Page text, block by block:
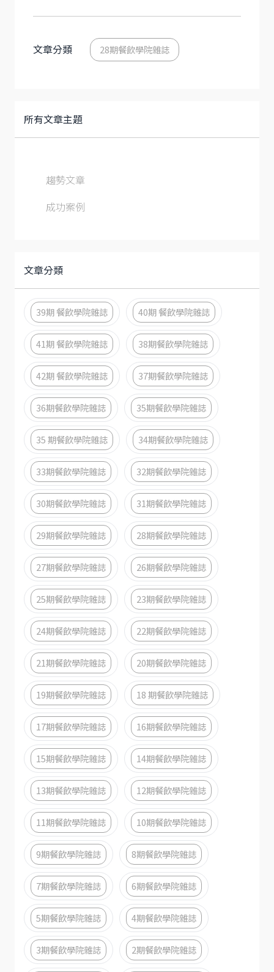
文章分類 28期餐飲學院雜誌
所有文章主題
趨勢文章
成功案例
文章分類
39期 餐飲學院雜誌 40期 餐飲學院雜誌
41期 餐飲學院雜誌 38期餐飲學院雜誌
42期 餐飲學院雜誌 37期餐飲學院雜誌
36期餐飲學院雜誌 35期餐飲學院雜誌
35 期餐飲學院雜誌 34期餐飲學院雜誌
33期餐飲學院雜誌 32期餐飲學院雜誌
30期餐飲學院雜誌 31期餐飲學院雜誌
29期餐飲學院雜誌 28期餐飲學院雜誌
27期餐飲學院雜誌 26期餐飲學院雜誌
25期餐飲學院雜誌 23期餐飲學院雜誌
24期餐飲學院雜誌 22期餐飲學院雜誌
21期餐飲學院雜誌 20期餐飲學院雜誌
19期餐飲學院雜誌 18 期餐飲學院雜誌
17期餐飲學院雜誌 16期餐飲學院雜誌
15期餐飲學院雜誌 14期餐飲學院雜誌
13期餐飲學院雜誌 12期餐飲學院雜誌
11期餐飲學院雜誌 10期餐飲學院雜誌
9期餐飲學院雜誌 8期餐飲學院雜誌
7期餐飲學院雜誌 6期餐飲學院雜誌
5期餐飲學院雜誌 4期餐飲學院雜誌
3期餐飲學院雜誌 2期餐飲學院雜誌